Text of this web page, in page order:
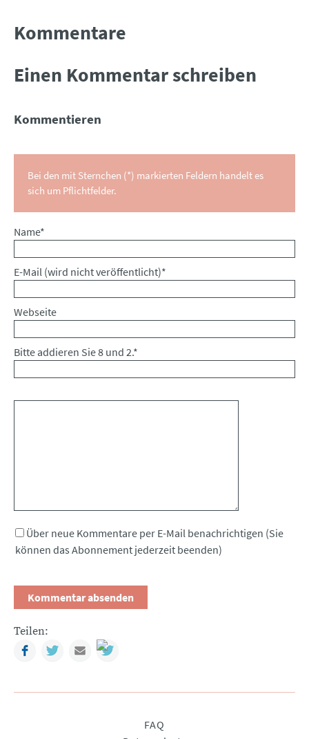
Kommentare
Einen Kommentar schreiben
Kommentieren
Bei den mit Sternchen (*) markierten Feldern handelt es
sich um Pflichtfelder.
Pflichtfeld
Name*
Pflichtfeld
E-Mail (wird nicht veröffentlicht)*
Webseite
Bitte addieren Sie 8 und 2.*
Über neue Kommentare per E-Mail benachrichtigen (Sie
können das Abonnement jederzeit beenden)
Teilen:
FacebookTwitterMail
FAQ